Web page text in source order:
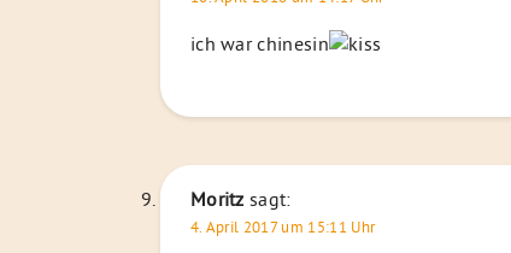
ich war chinesin
Moritz sagt:
4. April 2017 um 15:11 Uhr